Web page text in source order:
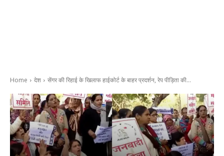
Home देश सेंगर की रिहाई के खिलाफ हाईकोर्ट के बाहर प्रदर्शन, रेप पीड़िता की...